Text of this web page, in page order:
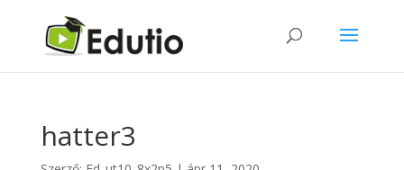
hatter3